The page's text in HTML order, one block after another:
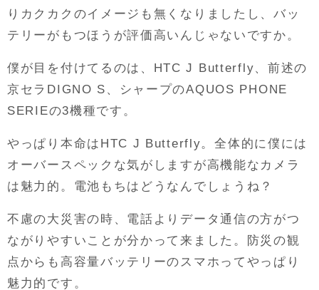
りカクカクのイメージも無くなりましたし、バッ
テリーがもつほうが評価高いんじゃないですか。
僕が目を付けてるのは、HTC J Butterfly、前述の
京セラDIGNO S、シャープのAQUOS PHONE
SERIEの3機種です。
やっぱり本命はHTC J Butterfly。全体的に僕には
オーバースペックな気がしますが高機能なカメラ
は魅力的。電池もちはどうなんでしょうね？
不慮の大災害の時、電話よりデータ通信の方がつ
ながりやすいことが分かって来ました。防災の観
点からも高容量バッテリーのスマホってやっぱり
魅力的です。